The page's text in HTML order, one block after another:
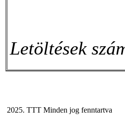
Letöltések
2025. TTT Minden jog fenntartva